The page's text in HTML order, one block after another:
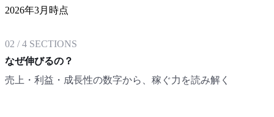
2026年3月時点
02 /4 SECTIONS
なぜ伸びるの？
売上・利益・成長性の数字から、稼ぐ力を読み解く